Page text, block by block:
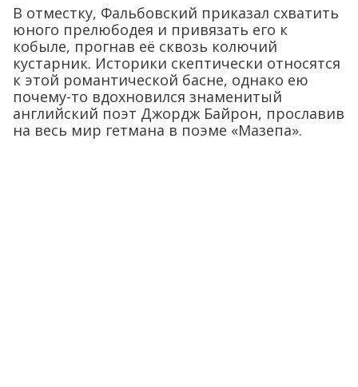
В отместку, Фальбовский приказал схватить
юного прелюбодея и привязать его к
кобыле, прогнав её сквозь колючий
кустарник. Историки скептически относятся
к этой романтической басне, однако ею
почему-то вдохновился знаменитый
английский поэт Джордж Байрон, прославив
на весь мир гетмана в поэме «Мазепа».